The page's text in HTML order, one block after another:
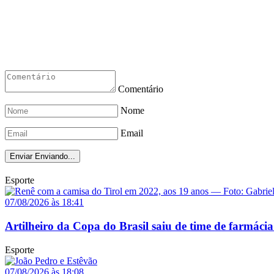
Comentário
Nome
Email
Enviar Enviando...
Esporte
07/08/2026 às 18:41
Artilheiro da Copa do Brasil saiu de time de farmácia
Esporte
07/08/2026 às 18:08